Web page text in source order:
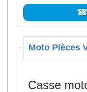
☎
Moto Pièces
Casse